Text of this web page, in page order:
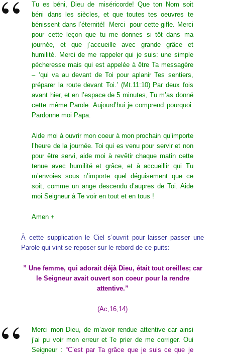
Tu es béni, Dieu de miséricorde! Que ton Nom soit
béni dans les siècles, et que toutes tes oeuvres te
bénissent dans l’éternité! Merci pour cette gifle. Merci
pour cette leçon que tu me donnes si tôt dans ma
journée, et que j’accueille avec grande grâce et
humilité. Merci de me rappeler qui je suis: une simple
pécheresse mais qui est appelée à être Ta messagère
– ‘qui va au devant de Toi pour aplanir Tes sentiers,
préparer la route devant Toi.’ (Mt.11:10) Par deux fois
avant hier, et en l’espace de 5 minutes, Tu m’as donné
cette même Parole. Aujourd’hui je comprend pourquoi.
Pardonne moi Papa.
Aide moi à ouvrir mon coeur à mon prochain qu’importe
l’heure de la journée. Toi qui es venu pour servir et non
pour être servi, aide moi à revêtir chaque matin cette
tenue avec humilité et grâce, et à accueillir qui Tu
m’envoies sous n’importe quel déguisement que ce
soit, comme un ange descendu d’auprės de Toi. Aide
moi Seigneur à Te voir en tout et en tous !
Amen +
À cette supplication le Ciel s’ouvrit pour laisser passer une
Parole qui vint se reposer sur le rebord de ce puits:
” Une femme, qui adorait déjà Dieu, était tout oreilles; car
le Seigneur avait ouvert son coeur pour la rendre
attentive.”
(Ac,16,14)
Merci mon Dieu, de m’avoir rendue attentive car ainsi
j’ai pu voir mon erreur et Te prier de me corriger. Oui
Seigneur : “C’est par Ta grâce que je suis ce que je